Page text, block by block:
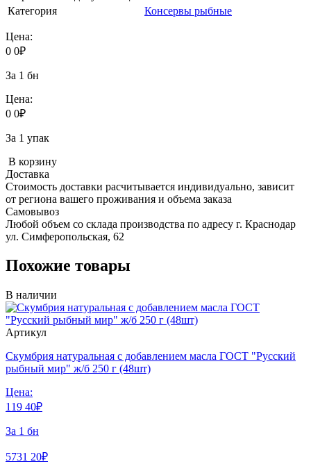
Категория
Консервы рыбные
Цена:
0 0₽
За 1 бн
Цена:
0 0₽
За 1 упак
В корзину
Доставка
Стоимость доставки расчитывается индивидуально, зависит
от региона вашего проживания и объема заказа
Самовывоз
Любой объем со склада производства по адресу г. Краснодар
ул. Симферопольская, 62
Похожие товары
В наличии
Артикул
Скумбрия натуральная с добавлением масла ГОСТ "Русский
рыбный мир" ж/б 250 г (48шт)
Цена:
119 40₽
За 1 бн
5731 20₽